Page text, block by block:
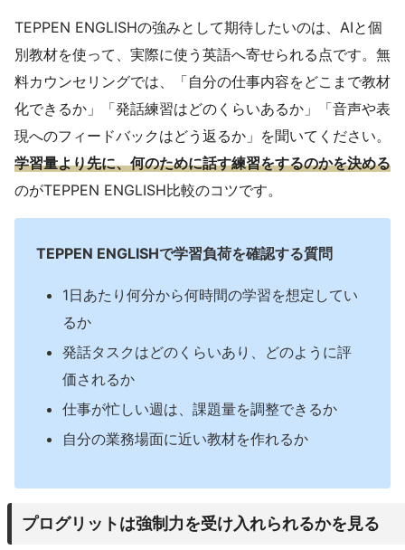
TEPPEN ENGLISHの強みとして期待したいのは、AIと個
別教材を使って、実際に使う英語へ寄せられる点です。無
料カウンセリングでは、「自分の仕事内容をどこまで教材
化できるか」「発話練習はどのくらいあるか」「音声や表
現へのフィードバックはどう返るか」を聞いてください。
学習量より先に、何のために話す練習をするのかを決める
のがTEPPEN ENGLISH比較のコツです。
TEPPEN ENGLISHで学習負荷を確認する質問
1日あたり何分から何時間の学習を想定してい
るか
発話タスクはどのくらいあり、どのように評
価されるか
仕事が忙しい週は、課題量を調整できるか
自分の業務場面に近い教材を作れるか
プログリットは強制力を受け入れられるかを見る